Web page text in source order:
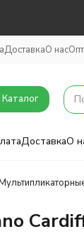
ДоставкаО нас
Каталог
ДоставкаО